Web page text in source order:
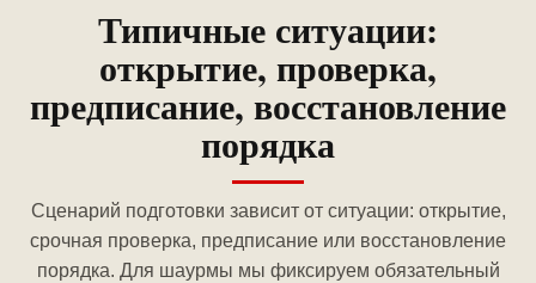
Типичные ситуации:
открытие, проверка,
предписание, восстановление
порядка
Сценарий подготовки зависит от ситуации: открытие,
срочная проверка, предписание или восстановление
порядка. Для шаурмы мы фиксируем обязательный